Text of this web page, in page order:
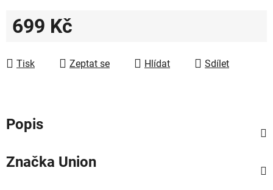
699 Kč
Tisk
Zeptat se Hlídat Sdílet
Popis
Značka Union